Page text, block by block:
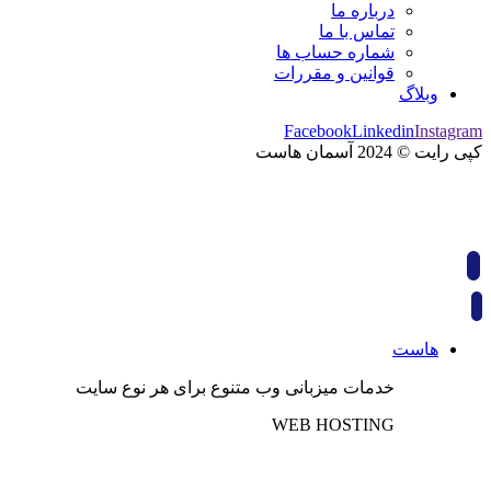
درباره ما
تماس با ما
شماره حساب ها
قوانین و مقررات
وبلاگ
FacebookLinkedinInstagram
کپی رایت © 2024 آسمان هاست
هاست
خدمات میزبانی وب متنوع برای هر نوع سایت
WEB HOSTING